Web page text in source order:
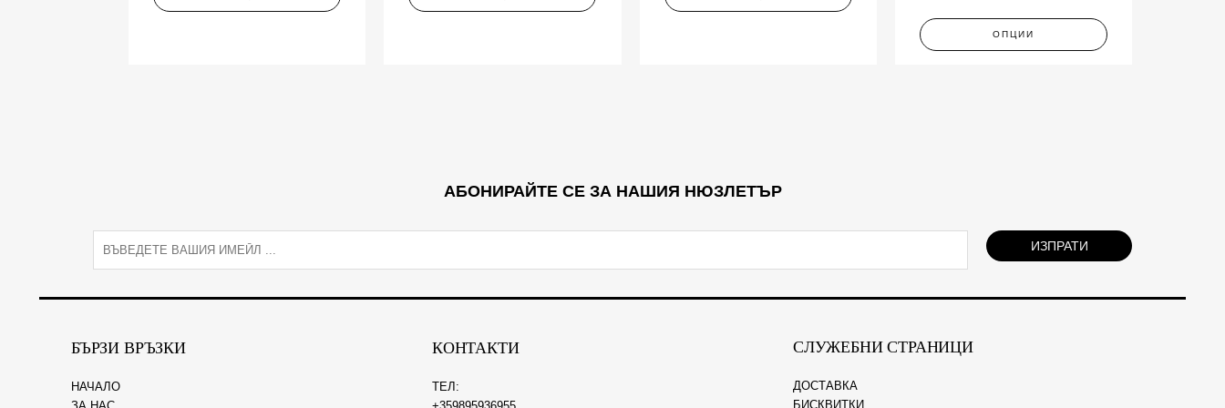
ОПЦИИ
АБОНИРАЙТЕ СЕ ЗА НАШИЯ НЮЗЛЕТЪР
i
ИЗПРАТИ
БЪРЗИ ВРЪЗКИ
НАЧАЛО
КОНТАКТИ
ТЕЛ:
СЛУЖЕБНИ СТРАНИЦИ
ДОСТАВКА
БИСКВИТКИ